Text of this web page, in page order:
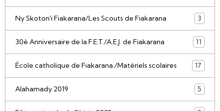
Ny Skoton'i Fiakarana/Les Scouts de Fiakarana 3
30è Anniversaire de la F.E.T./A.E.J. de Fiakarana 11
École catholique de Fiakarana./Matériels scolaires 17
Alahamady 2019 5